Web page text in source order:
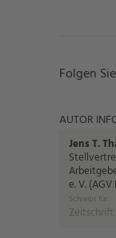
Folgen
AUTOR
Jens T.
e. V.
Schreibt für:
Zeitschrift